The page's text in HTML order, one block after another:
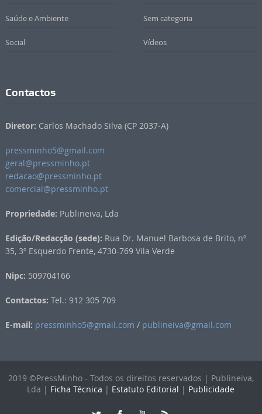
Saúde e Ambiente Sem categoria
Social Vídeos
Contactos
Diretor: Carlos Machado Silva (CP 2037-A)
pressminho5@gmail.com
geral@pressminho.pt
redacao@pressminho.pt
comercial@pressminho.pt
Propriedade: Publineiva, Lda
Edição/Redacção (sede): Rua Dr. Manuel Barbosa de Brito, nº
35, 3º Esquerdo Frente, 4730-769 Vila Verde
Nipc: 509704166
Contactos: Tel.: 912 305 709
E-mail: pressminho5@gmail.com / publineiva@gmail.com
2019 ©PressMinho - Todos os direitos reservados | Publineiva,
Lda | Ficha Técnica | Estatuto Editorial | Publicidade